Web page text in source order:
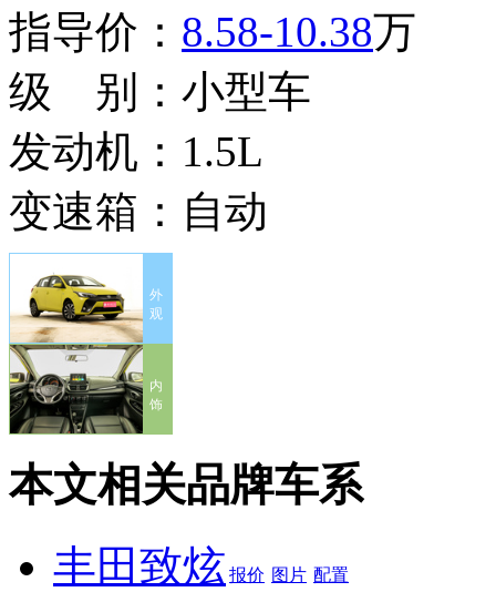
指导价： 8.58-10.38万
级 别： 小型车
发动机： 1.5L
变速箱： 自动
外
观
内
饰
本文相关品牌车系
丰田致炫 报价 图片 配置